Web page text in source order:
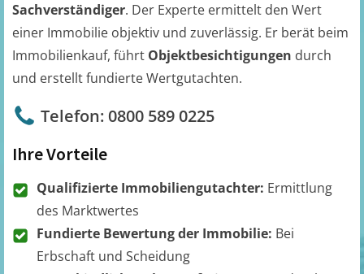
Sachverständiger. Der Experte ermittelt den Wert
einer Immobilie objektiv und zuverlässig. Er berät beim
Immobilienkauf, führt Objektbesichtigungen durch
und erstellt fundierte Wertgutachten.
Telefon: 0800 589 0225
Ihre Vorteile
Qualifizierte Immobiliengutachter: Ermittlung
des Marktwertes
Fundierte Bewertung der Immobilie: Bei
Erbschaft und Scheidung